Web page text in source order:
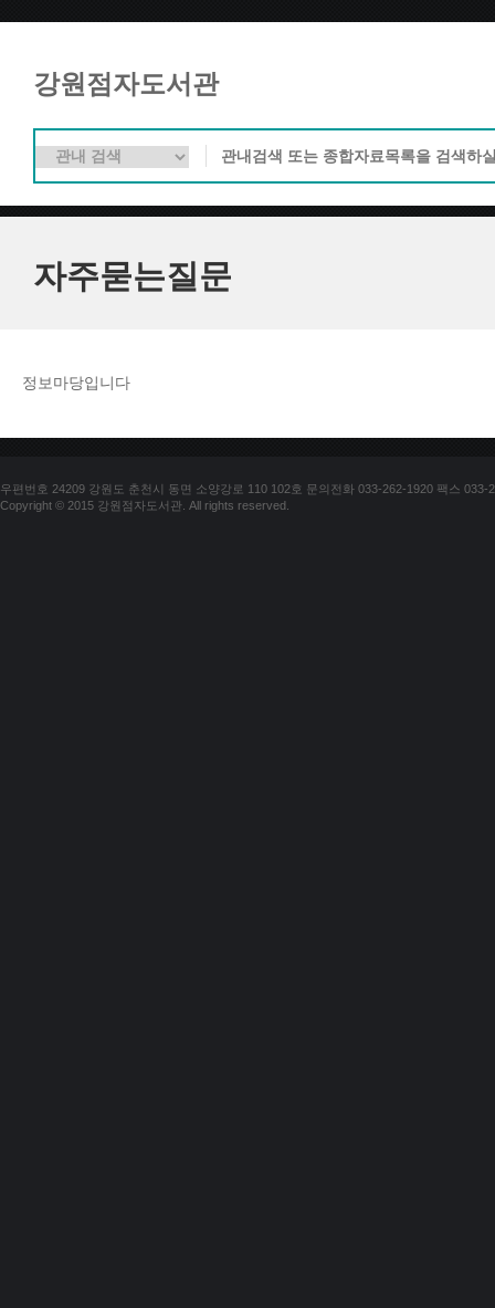
강원점자도서관
자주묻는질문
정보마당입니다
우편번호 24209 강원도 춘천시 동면 소양강로 110 102호 문의전화 033-262-1920 팩스 033-
Copyright © 2015 강원점자도서관. All rights reserved.